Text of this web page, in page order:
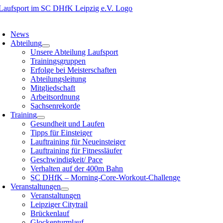
Zum
News
Abteilung
Unsere Abteilung Laufsport
Trainingsgruppen
Erfolge bei Meisterschaften
Abteilungsleitung
Mitgliedschaft
Arbeitsordnung
Sachsenrekorde
Training
Gesundheit und Laufen
Tipps für Einsteiger
Lauftraining für Neueinsteiger
Lauftraining für Fitnessläufer
Geschwindigkeit/ Pace
Verhalten auf der 400m Bahn
SC DHfK – Morning-Core-Workout-Challenge
Veranstaltungen
Veranstaltungen
Leipziger Citytrail
Brückenlauf